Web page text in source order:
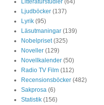
Ljudböcker (137)
Lyrik (95)
Läsutmaningar (139)
Nobelpriset (325)
Noveller (129)
Novellkalender (50)
Radio TV Film (112)
Recensionsböcker (482)
Sakprosa (6)
Statistik (156)